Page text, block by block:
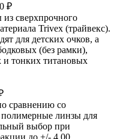
0 ₽
сверхпрочного
Trivex (трайвекс).
для детских очков, а
(без рамки),
и тонких титановых
сравнению со
линзы для
выбор при
до +/- 4.00.